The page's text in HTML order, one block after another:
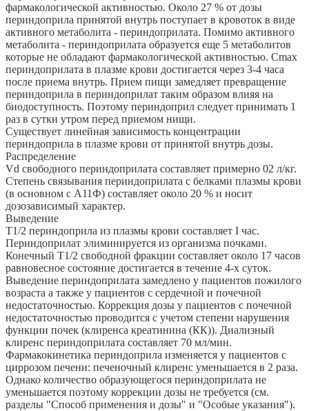
фармакологической активностью. Около 27 % от дозы
периндоприла принятой внутрь поступает в кровоток в виде
активного метаболита - периндоприлата. Помимо активного
метаболита - периндоприлата образуется еще 5 метаболитов
которые не обладают фармакологической активностью. Сmах
периндоприлата в плазме крови достигается через 3-4 часа
после приема внутрь. Прием пищи замедляет превращение
периндоприла в периндоприлат таким образом влияя на
биодоступность. Поэтому периндоприл следует принимать 1
раз в сутки утром перед приемом нищи.
Существует линейная зависимость концентрации
периндоприла в плазме крови от принятой внутрь дозы.
Распределение
Vd свободного периндоприлата составляет примерно 02 л/кг.
Степень связывания периндоприлата с белками плазмы крови
(в основном с А11Ф) составляет около 20 % и носит
дозозависимый характер.
Выведение
Т1/2 периндоприла из плазмы крови составляет I час.
Периндоприлат элиминируется из организма почками.
Конечный Т1/2 свободной фракции составляет около 17 часов
равновесное состояние достигается в течение 4-х суток.
Выведение периндоприлата замедлено у пациентов пожилого
возраста а также у пациентов с сердечной и почечной
недостаточностью. Коррекция дозы у пациентов с почечной
недостаточностью проводится с учетом степени нарушения
функции почек (клиренса креатинина (КК)). Диализный
клиренс периндоприлата составляет 70 мл/мин.
Фармакокинетика периндоприла изменяется у пациентов с
циррозом печени: печеночный клиренс уменьшается в 2 раза.
Однако количество образующегося периндоприлата не
уменьшается поэтому коррекции дозы не требуется (см.
разделы "Способ применения и дозы" и "Особые указания").